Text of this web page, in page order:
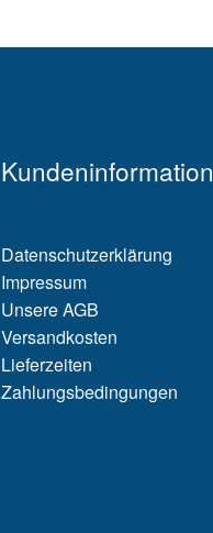
Kundeninformation
Datenschutzerklärung
Impressum
Unsere AGB
Versandkosten
Lieferzeiten
Zahlungsbedingungen